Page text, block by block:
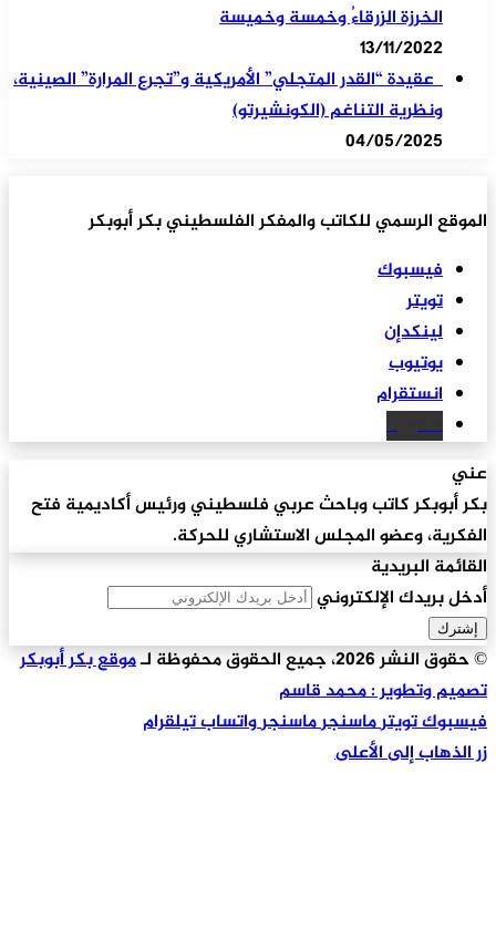
الخرزة الزرقاءُ وخمسة وخميسة
13/11/2022
عقيدة “القدر المتجلي” الأمريكية و”تجرع المرارة” الصينية،
ونظرية التناغم (الكونشيرتو)
04/05/2025
الموقع الرسمي للكاتب والمفكر الفلسطيني بكر أبوبكر
فيسبوك
تويتر
لينكدإن
يوتيوب
انستقرام
سكريبد
عني
بكر أبوبكر كاتب وباحث عربي فلسطيني ورئيس أكاديمية فتح
الفكرية، وعضو المجلس الاستشاري للحركة.
القائمة البريدية
أدخل بريدك الإلكتروني
© حقوق النشر 2026، جميع الحقوق محفوظة لـ
موقع بكر أبوبكر
تصميم وتطوير : محمد قاسم
فيسبوكتويترماسنجرماسنجرواتسابتيلقرام
زر الذهاب إلى الأعلى